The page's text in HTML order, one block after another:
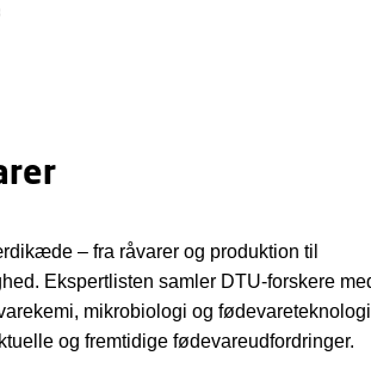
– fra råvarer og produktion til
Ekspertlisten samler DTU-forskere
mikrobiologi og
og fremtidige fødevareudfordringer.